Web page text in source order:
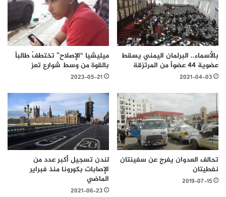
بالأسماء.. البرلمان اليمني يسقط
عضوية 44 عضواً من المرتزقة
2021-04-03
ميليشيا “الإصلاح” تختطفُ طالباً
بالقوة من وسط شوارع تعز
2023-05-21
تحالف العدوان يفرج عن سفينتان
نفطيتان
2019-07-15
لندن تسجيل أكبر عدد من
الإصابات بكورونا منذ فبراير
الماضي
2021-06-23